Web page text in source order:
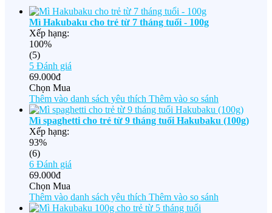
Mì Hakubaku cho trẻ từ 7 tháng tuổi - 100g
Xếp hạng:
100%
(5)
5 Đánh giá
69.000đ
Chọn Mua
Thêm vào danh sách yêu thích Thêm vào so sánh
Mì spaghetti cho trẻ từ 9 tháng tuổi Hakubaku (100g)
Xếp hạng:
93%
(6)
6 Đánh giá
69.000đ
Chọn Mua
Thêm vào danh sách yêu thích Thêm vào so sánh